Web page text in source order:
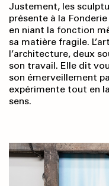
Justement, les
présente à la
en niant la fonction
sa matière fragile.
l’architecture, deux
son travail. Elle dit
son émerveillement
expérimente tout en
sens.